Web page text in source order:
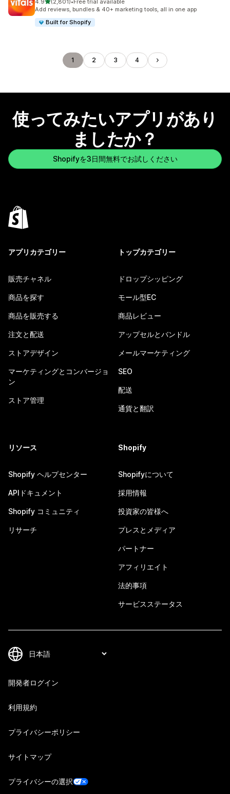
4.9 (2,801)
合計レビュー数：2801件
•Free trial available
Add reviews, bundles & 40+ marketing tools, all in one app
Built for Shopify
1 2 3 4
使ってみたいアプリがあり
ましたか？
Shopifyを3日間無料でお試しください
アプリカテゴリー
販売チャネル
商品を探す
商品を販売する
注文と配送
ストアデザイン
マーケティングとコンバージョ
ン
ストア管理
トップカテゴリー
ドロップシッピング
モール型EC
商品レビュー
アップセルとバンドル
メールマーケティング
SEO
配送
通貨と翻訳
リソース
Shopify ヘルプセンター
APIドキュメント
Shopify コミュニティ
リサーチ
Shopify
Shopifyについて
採用情報
投資家の皆様へ
プレスとメディア
パートナー
アフィリエイト
法的事項
サービスステータス
開発者ログイン
利用規約
プライバシーポリシー
サイトマップ
プライバシーの選択